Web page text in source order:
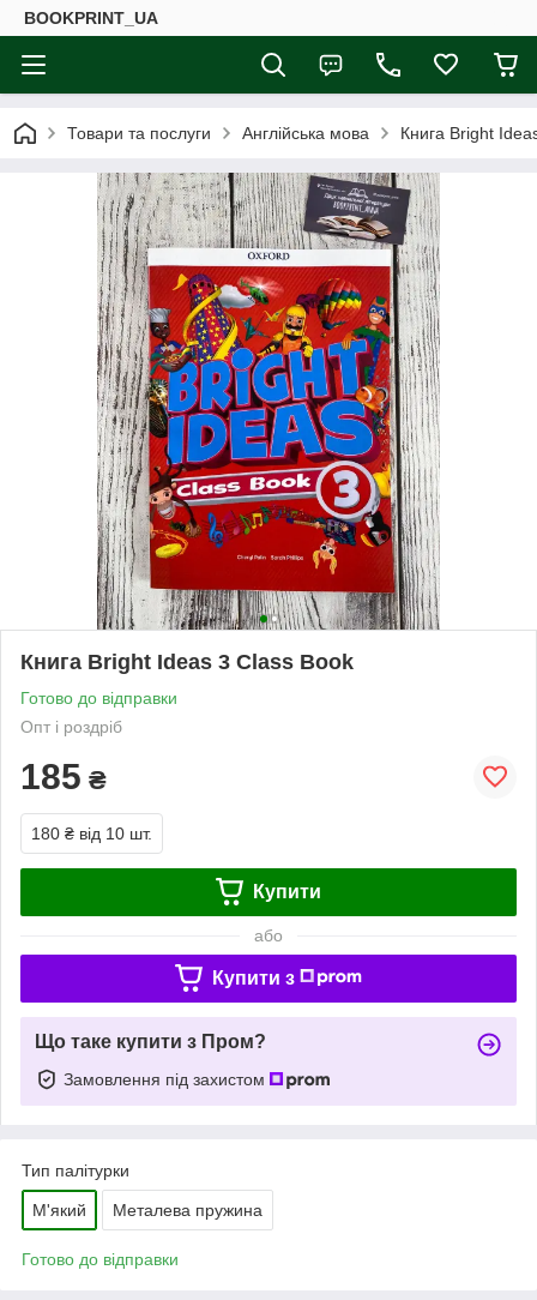
BOOKPRINT_UA
Товари та послуги Англійська мова Книга Bright
Книга Bright Ideas 3 Class Book
Готово до відправки
Опт і роздріб
185 ₴
180 ₴ від 10 шт.
Купити
або
Купити з
Що таке купити з Пром?
Замовлення під захистом
Тип палітурки
М'який Металева пружина
Готово до відправки